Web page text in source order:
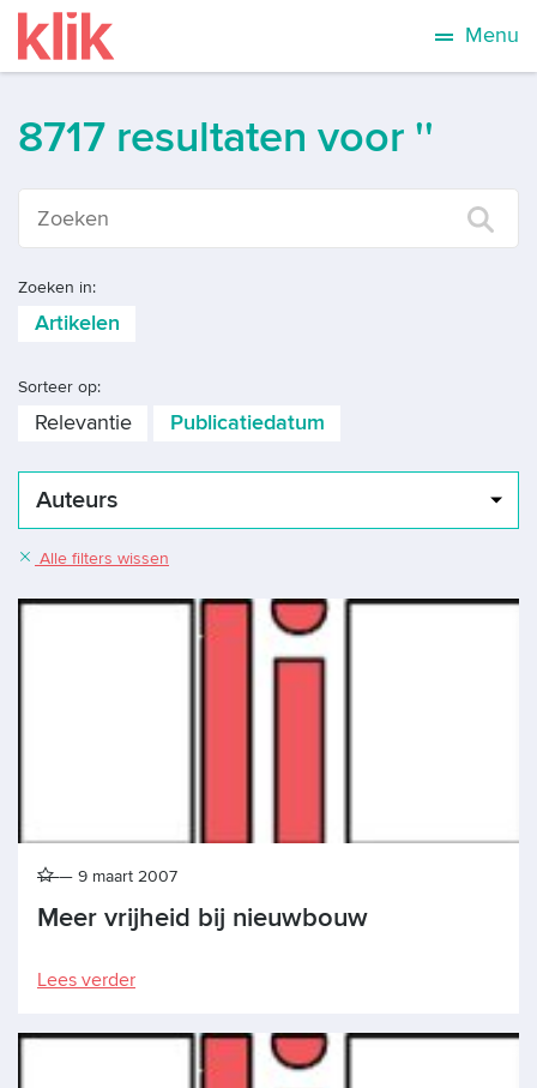
Menu
Auteurs
Alle filters wissen
8717 resultaten voor ''
Zoeken in:
Artikelen
Sorteer op:
Relevantie Publicatiedatum
Meer vrijheid bij nieuwbouw
9 maart 2007
Lees verder